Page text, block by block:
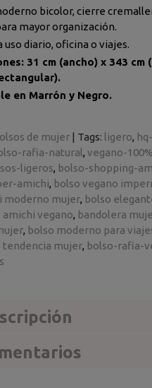
bicolor, cierre
mayor organización.
uso diario, oficina o viajes.
31 cm (ancho) x 343 cm
en Marrón y Negro.
de mujer | Tags: ligero
rafia-natural vegano-100%
ligeros bolso-shopping-
amichi bolso vegano
moderno mujer bolso
amichi vegano bandolera
bolso moderno para
tendencia mujer bolso-rafia-